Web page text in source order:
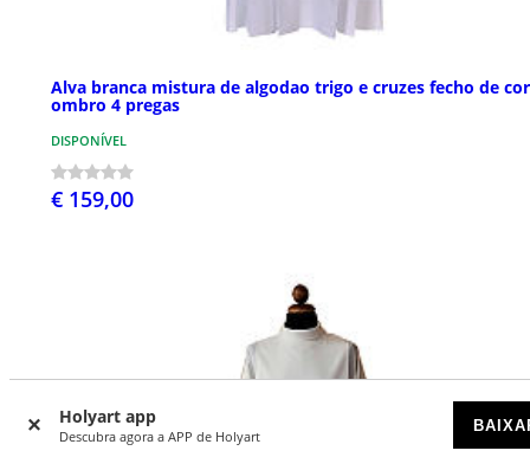
Holyart app
Descubra agora a APP de Holyart
Alva branca mistura de algodao trigo e cruzes fecho de
ombro 4 pregas
DISPONÍVEL
€ 159,00